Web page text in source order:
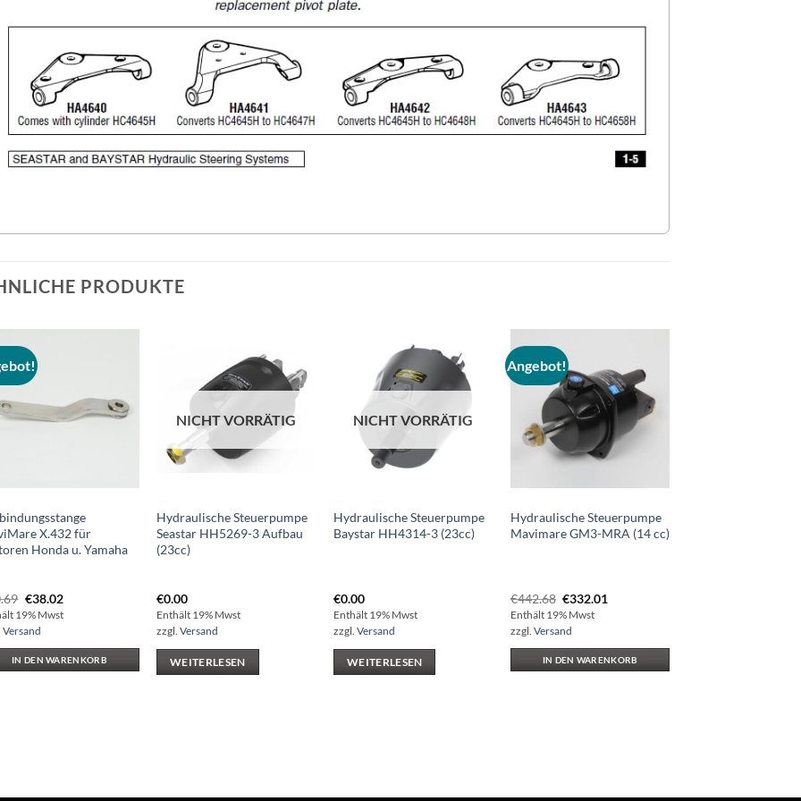
PRODUKTE
X.432 für
Honda u. Yamaha
Ursprünglicher
Preis
war:
€50.69
€38.02Aktueller
Preis
ist:
19% Mwst
Versand
IN DEN WARENKORB
Auf die
Wunschliste
NICHT VORRÄTIG
Hydraulische Steuerpumpe
Seastar HH5269-3 Aufbau
(23cc)
€0.00
Enthält 19% Mwst
zzgl.Versand
WEITERLESEN
Auf die
Wunschliste
NICHT VORRÄTIG
Hydraulische Steuerpumpe
Baystar HH4314-3 (23cc)
€0.00
Enthält 19% Mwst
zzgl.Versand
WEITERLESEN
Angebot!
Auf die
Wunschliste
Hydraulische Steuerpumpe
Mavimare GM3-MRA (14 cc)
€442.68 Ursprünglicher
Preis
war:
€442.68
€332.01
Enthält 19% Mwst
zzgl. Versand
IN DEN WARENKORB